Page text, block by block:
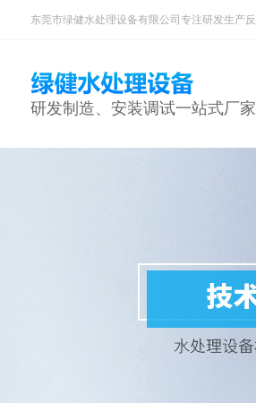
东莞市绿健水处理设备有限公司专注研发生产
研发制造、安装调试一站式厂家